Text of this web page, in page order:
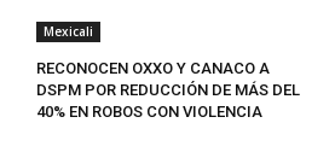
Mexicali
RECONOCEN OXXO Y CANACO A
DSPM POR REDUCCIÓN DE MÁS DEL
40% EN ROBOS CON VIOLENCIA